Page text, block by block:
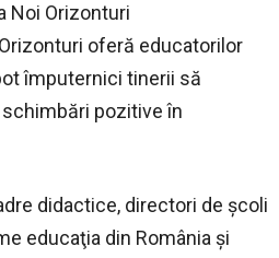
Noi Orizonturi
oferă educatorilor
împuternici tinerii să
pozitive în
didactice, directori de școli
educaţia din România şi